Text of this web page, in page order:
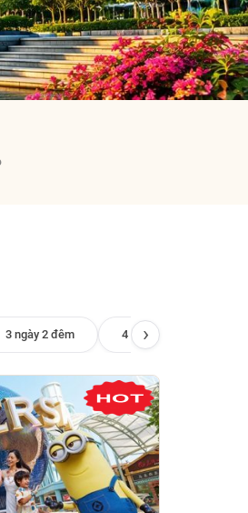
3 ngày 2 đêm 4 ngày 3 đêm
›